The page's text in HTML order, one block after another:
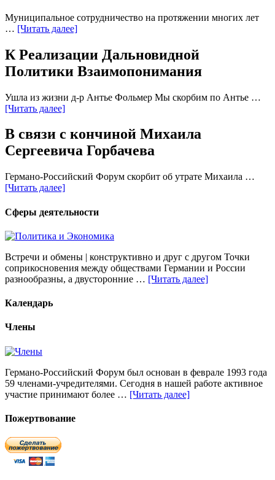
Муниципальное сотрудничество на протяжении многих лет
… [Читать далее]
К Реализации Дальновидной
Политики Взаимопонимания
Ушла из жизни д-р Антье Фольмер Мы скорбим по Антье …
[Читать далее]
В связи с кончиной Михаила
Сергеевича Горбачева
Германо-Российский Форум скорбит об утрате Михаила …
[Читать далее]
Сферы деятельности
Встречи и обмены | конструктивно и друг с другом Точки
соприкосновения между обществами Германии и России
разнообразны, а двусторонние … [Читать далее]
Календарь
Члены
Германо-Российский Форум был основан в феврале 1993 года
59 членами-учредителями. Сегодня в нашей работе активное
участие принимают более … [Читать далее]
Пожертвование